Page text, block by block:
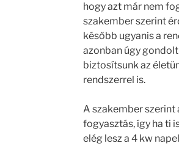
hogy azt már nem
szakember szerint
később ugyanis a
azonban úgy
biztosítsunk az
rendszerrel is.
A szakember
fogyasztás, így ha ti
elég lesz a 4 kw